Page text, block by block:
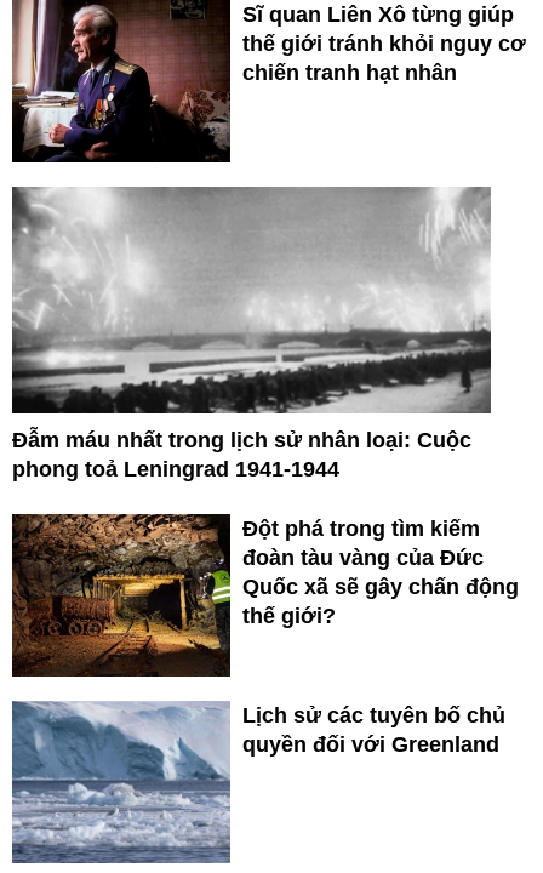
Sĩ quan Liên Xô từng giúp
thế giới tránh khỏi nguy cơ
chiến tranh hạt nhân
Đẫm máu nhất trong lịch sử nhân loại: Cuộc
phong toả Leningrad 1941-1944
Đột phá trong tìm kiếm
đoàn tàu vàng của Đức
Quốc xã sẽ gây chấn động
thế giới?
Lịch sử các tuyên bố chủ
quyền đối với Greenland